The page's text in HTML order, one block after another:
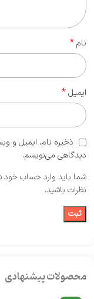
نام*
ایمیل*
ذخیره نام، ایمیل و
دیدگاهی می‌نویسم.
شما باید وارد حساب خود
نظرات باشید.
محصولات پیشنهادی